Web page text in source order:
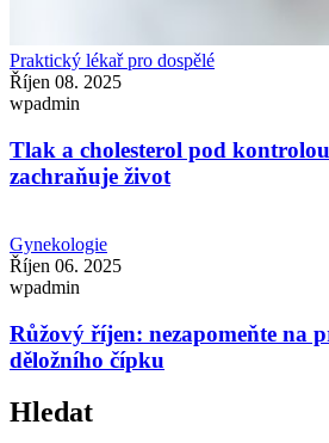
Praktický lékař pro dospělé
Říjen 08. 2025
wpadmin
Tlak a cholesterol pod
zachraňuje život
Gynekologie
Říjen 06. 2025
wpadmin
Růžový říjen: nezapomeňte na
děložního čípku
Hledat